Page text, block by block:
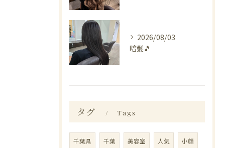
2026/08/03
暗髪🎵
タグ Tags
千葉県 千葉 美容室 人気 小顔